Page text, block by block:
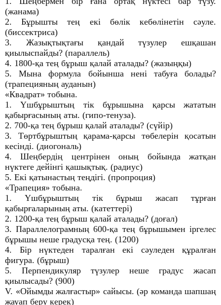
(жанама)
2. Бұрышты тең екі бөлік кебөлінетін сәуле.
(биссектриса)
3. Жазықтықтағы қандай түзулер ешқашан
қиылыспайды? (параллель)
4. 1800-қа тең бұрыш қалай аталады? (жазыңқы)
5. Мына формула бойынша нені табуға болады?
(трапецияның ауданын)
«Квадрат» тобына.
1. Үшбұрыштың тік бұрышына қарсы жататын
қабырғасының аты. (гипо-тенуза).
2. 700-қа тең бұрыш қалай аталады? (сүйір)
3. Төртбұрыштың қарама-қарсы төбелерін қосатын
кесінді. (диогональ)
4. Шеңбердің центрінен оның бойында жатқан
нүктеге дейінгі қашықтық. (радиус)
5. Екі қатынастың теңдігі. (пропроция)
«Трапеция» тобына.
1. Үшбұрыштың тік бұрыш жасап тұрған
қабырғаларының аты. (катеттері)
2. 1200-қа тең бұрыш қалай аталады? (доғал)
3. Параллелограмның 600-қа тең бұрышымен іргелес
бұрышы неше градусқа тең. (1200)
4. Бір нүктеден таралған екі сәуледен құралған
фигура. (бұрыш)
5. Перпендикуляр түзулер неше градус жасап
қиылысады? (900)
V. «Ойымды жалғастыр» сайысы. (әр команда шапшаң
жауап беру керек)